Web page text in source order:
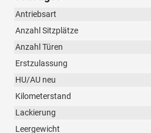
Antriebsart
Anzahl Sitzplätze
Anzahl Türen
Erstzulassung
HU/AU neu
Kilometerstand
Lackierung
Leergewicht